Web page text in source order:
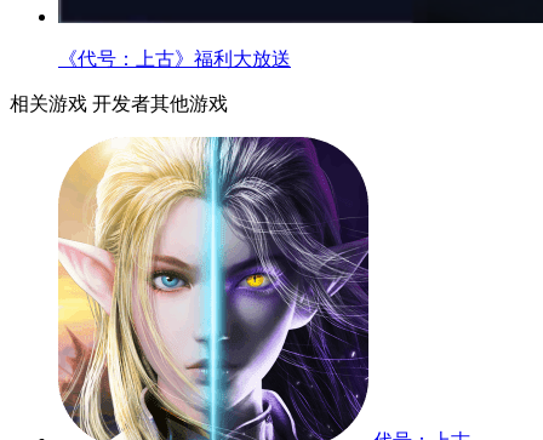
《代号：上古》福利大放送
相关游戏 开发者其他游戏